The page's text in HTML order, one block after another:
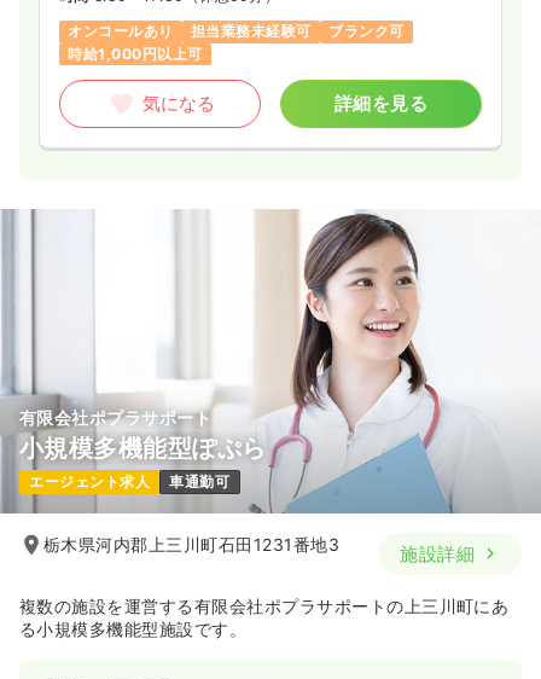
オンコールあり
担当業務未経験可
ブランク可
時給1,000円以上可
気になる 詳細を見る
有限会社ポプラサポート
小規模多機能型ぽぷら
エージェント求人 車通勤可
栃木県河内郡上三川町石田1231番地3 施設詳細
複数の施設を運営する有限会社ポプラサポートの上三川町にあ
る小規模多機能型施設です。